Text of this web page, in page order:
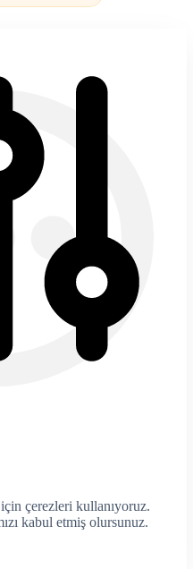
çerezleri kullanıyoruz.
kabul etmiş olursunuz.